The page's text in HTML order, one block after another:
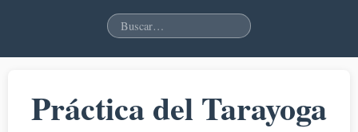
Práctica del Tarayoga